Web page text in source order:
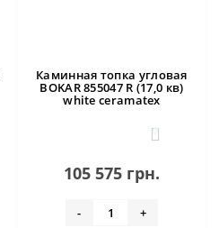
Каминная топка угловая
BOKAR 855047 R (17,0 кв)
white ceramatex
0
105 575 грн.
- +